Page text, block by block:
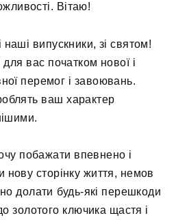
Вітаю!
наші випускники, зі святом!
вас початком нової і
перемог і завоювань.
ваш характер
побажати впевнено і
нову сторінку життя, немов
долати будь-які перешкоди
золотого ключика щастя і